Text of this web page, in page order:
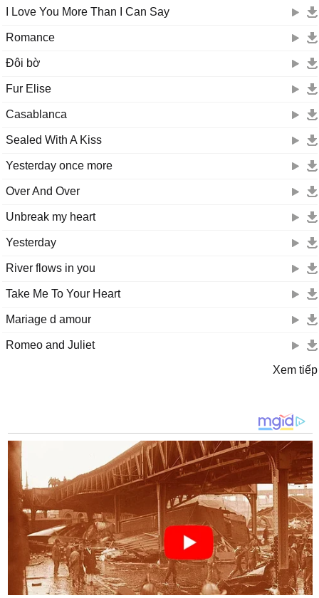
I Love You More Than I Can Say
Romance
Đôi bờ
Fur Elise
Casablanca
Sealed With A Kiss
Yesterday once more
Over And Over
Unbreak my heart
Yesterday
River flows in you
Take Me To Your Heart
Mariage d amour
Romeo and Juliet
Xem tiếp